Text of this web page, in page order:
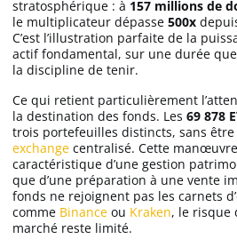
Meilleur Broker
Indicateurs techniques
Investir
Meilleures plateformes
stratosphérique : à 157 millions de
le multiplicateur dépasse 500x
C’est l’illustration parfaite de la
actif fondamental, sur une durée
la discipline de tenir.
Ce qui retient particulièrement
la destination des fonds. Les 69 878
trois portefeuilles distincts, sans être
exchange centralisé. Cette
caractéristique d’une gestion
que d’une préparation à une vente
fonds ne rejoignent pas les carnets
comme Binance ou Kraken, le risque
marché reste limité.